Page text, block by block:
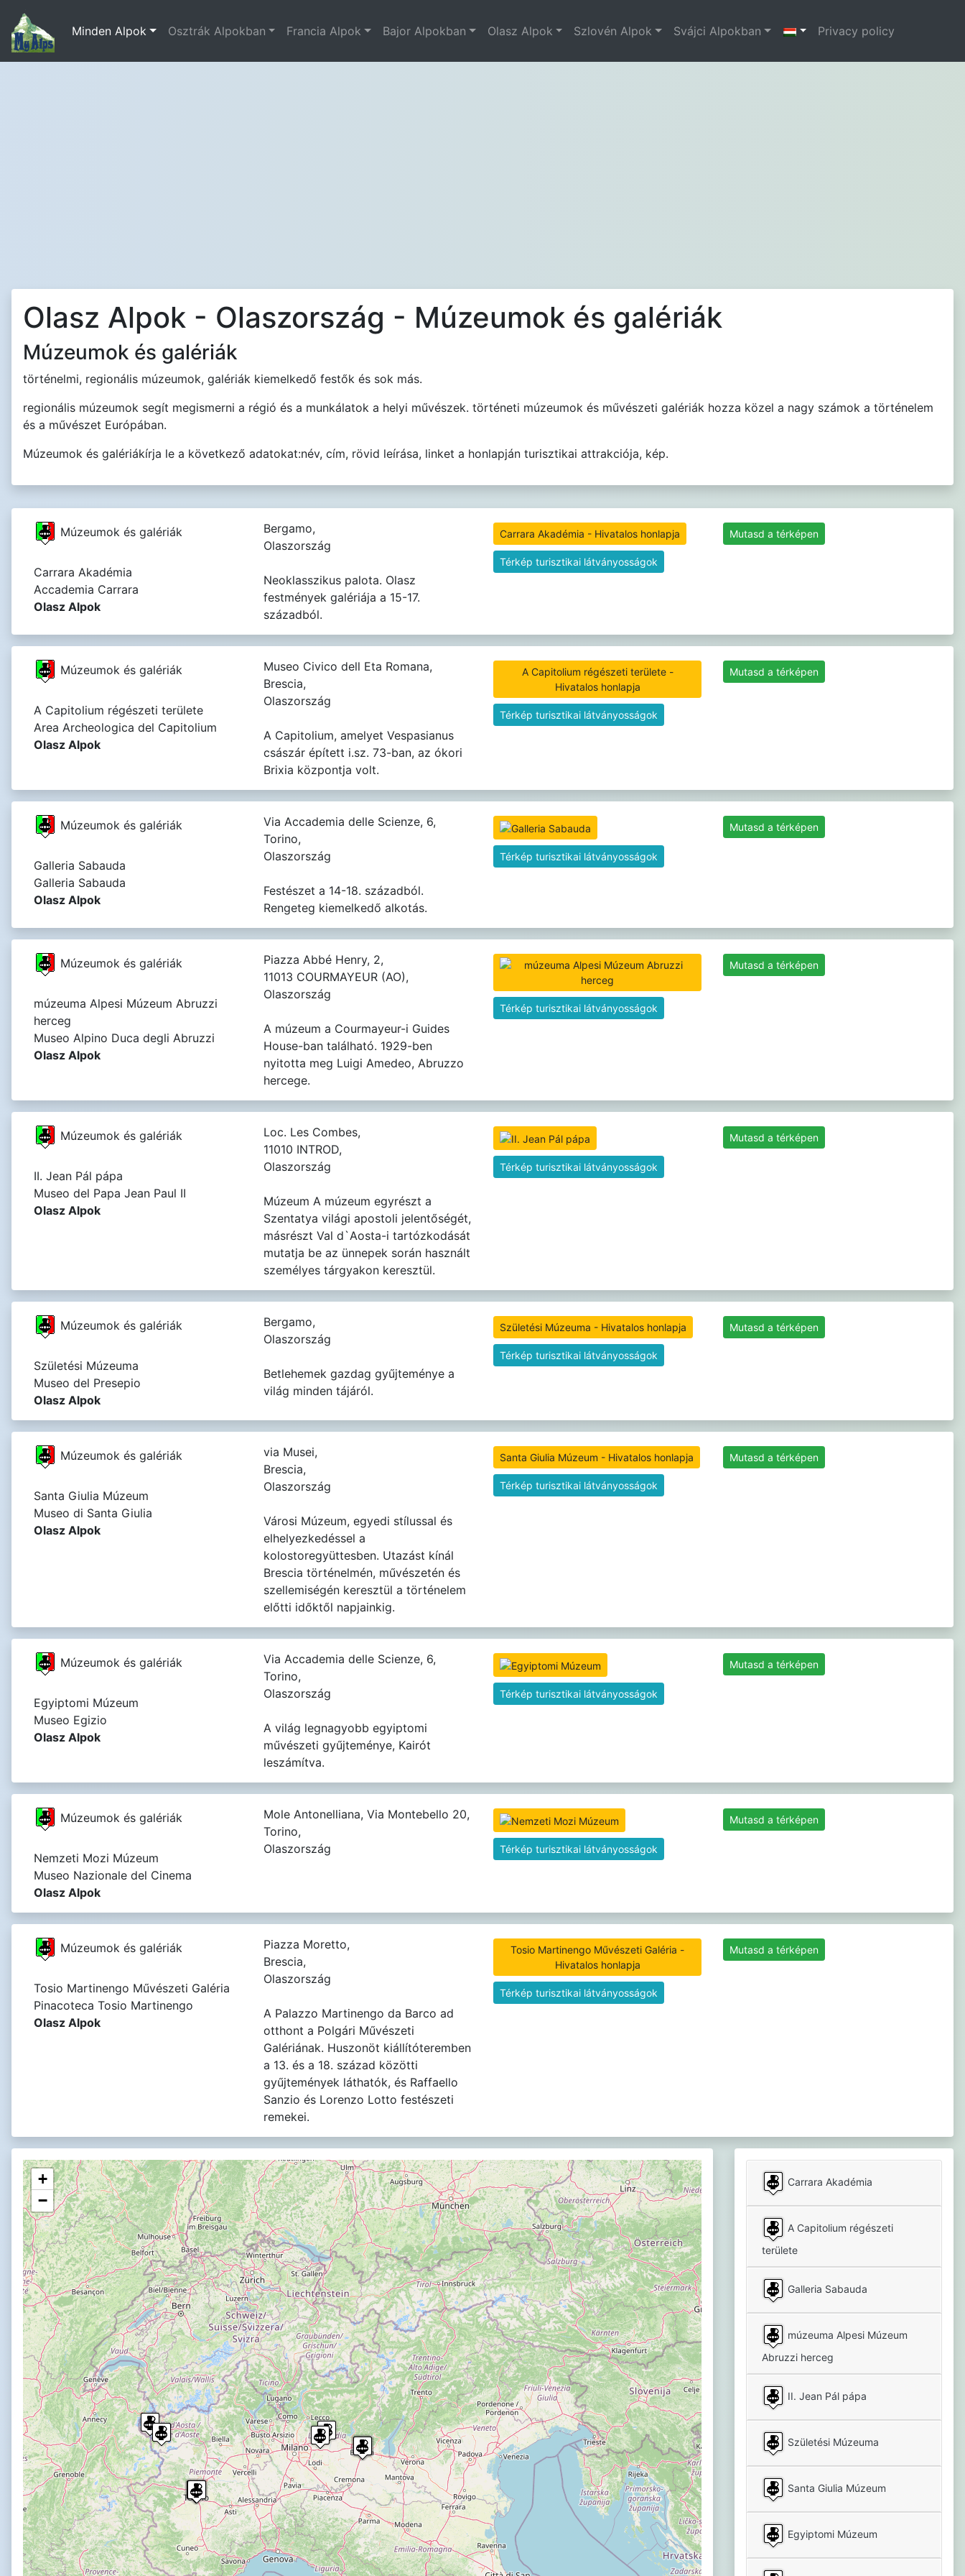
Minden Alpok Osztrák Alpokban Francia Alpok Bajor Alpokban Olasz Alpok Szlovén Alpok Svájci Alpokban Privacy policy
Olasz Alpok - Olaszország - Múzeumok és galériák
Múzeumok és galériák
történelmi, regionális múzeumok, galériák kiemelkedő festők és sok más.
regionális múzeumok segít megismerni a régió és a munkálatok a helyi művészek. történeti múzeumok és művészeti galériák hozza közel a nagy számok a történelem
és a művészet Európában.
Múzeumok és galériákírja le a következő adatokat:név, cím, rövid leírása, linket a honlapján turisztikai attrakciója, kép.
Múzeumok és galériák
Carrara Akadémia
Accademia Carrara
Olasz Alpok
Bergamo,
Olaszország
Neoklasszikus palota. Olasz
festmények galériája a 15-17.
századból.
Carrara Akadémia - Hivatalos honlapja
Térkép turisztikai látványosságok
Mutasd a térképen
Múzeumok és galériák
A Capitolium régészeti területe
Area Archeologica del Capitolium
Olasz Alpok
Museo Civico dell Eta Romana,
Brescia,
Olaszország
A Capitolium, amelyet Vespasianus
császár épített i.sz. 73-ban, az ókori
Brixia központja volt.
A Capitolium régészeti területe -
Hivatalos honlapja
Térkép turisztikai látványosságok
Mutasd a térképen
Múzeumok és galériák
Galleria Sabauda
Galleria Sabauda
Olasz Alpok
Via Accademia delle Scienze, 6,
Torino,
Olaszország
Festészet a 14-18. századból.
Rengeteg kiemelkedő alkotás.
Térkép turisztikai látványosságok
Mutasd a térképen
Múzeumok és galériák
múzeuma Alpesi Múzeum Abruzzi
herceg
Museo Alpino Duca degli Abruzzi
Olasz Alpok
Piazza Abbé Henry, 2,
11013 COURMAYEUR (AO),
Olaszország
A múzeum a Courmayeur-i Guides
House-ban található. 1929-ben
nyitotta meg Luigi Amedeo, Abruzzo
hercege.
Térkép turisztikai látványosságok
Mutasd a térképen
Múzeumok és galériák
II. Jean Pál pápa
Museo del Papa Jean Paul II
Olasz Alpok
Loc. Les Combes,
11010 INTROD,
Olaszország
Múzeum A múzeum egyrészt a
Szentatya világi apostoli jelentőségét,
másrészt Val d`Aosta-i tartózkodását
mutatja be az ünnepek során használt
személyes tárgyakon keresztül.
Térkép turisztikai látványosságok
Mutasd a térképen
Múzeumok és galériák
Születési Múzeuma
Museo del Presepio
Olasz Alpok
Bergamo,
Olaszország
Betlehemek gazdag gyűjteménye a
világ minden tájáról.
Születési Múzeuma - Hivatalos honlapja
Térkép turisztikai látványosságok
Mutasd a térképen
Múzeumok és galériák
Santa Giulia Múzeum
Museo di Santa Giulia
Olasz Alpok
via Musei,
Brescia,
Olaszország
Városi Múzeum, egyedi stílussal és
elhelyezkedéssel a
kolostoregyüttesben. Utazást kínál
Brescia történelmén, művészetén és
szellemiségén keresztül a történelem
előtti időktől napjainkig.
Santa Giulia Múzeum - Hivatalos honlapja
Térkép turisztikai látványosságok
Mutasd a térképen
Múzeumok és galériák
Egyiptomi Múzeum
Museo Egizio
Olasz Alpok
Via Accademia delle Scienze, 6,
Torino,
Olaszország
A világ legnagyobb egyiptomi
művészeti gyűjteménye, Kairót
leszámítva.
Térkép turisztikai látványosságok
Mutasd a térképen
Múzeumok és galériák
Nemzeti Mozi Múzeum
Museo Nazionale del Cinema
Olasz Alpok
Mole Antonelliana, Via Montebello 20,
Torino,
Olaszország
Térkép turisztikai látványosságok
Mutasd a térképen
Múzeumok és galériák
Tosio Martinengo Művészeti Galéria
Pinacoteca Tosio Martinengo
Olasz Alpok
Piazza Moretto,
Brescia,
Olaszország
A Palazzo Martinengo da Barco ad
otthont a Polgári Művészeti
Galériának. Huszonöt kiállítóteremben
a 13. és a 18. század közötti
gyűjtemények láthatók, és Raffaello
Sanzio és Lorenzo Lotto festészeti
remekei.
Tosio Martinengo Művészeti Galéria -
Hivatalos honlapja
Térkép turisztikai látványosságok
Mutasd a térképen
+
−
Carrara Akadémia
A Capitolium régészeti
területe
Galleria Sabauda
múzeuma Alpesi Múzeum
Abruzzi herceg
II. Jean Pál pápa
Születési Múzeuma
Santa Giulia Múzeum
Egyiptomi Múzeum